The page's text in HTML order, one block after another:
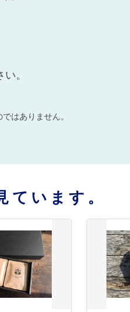
。
はありません。
ています。